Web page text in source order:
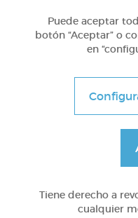
1º
Inglés:
Puede aceptar
botón “Aceptar” o
en
Tiene derecho a
cualquier